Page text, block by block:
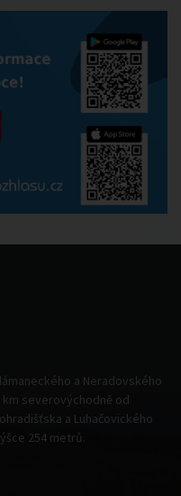
a Neradovského
severovýchodně od
a Luhačovického
254 metrů.